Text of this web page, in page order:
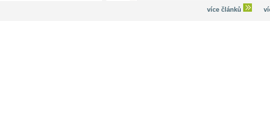
více článků